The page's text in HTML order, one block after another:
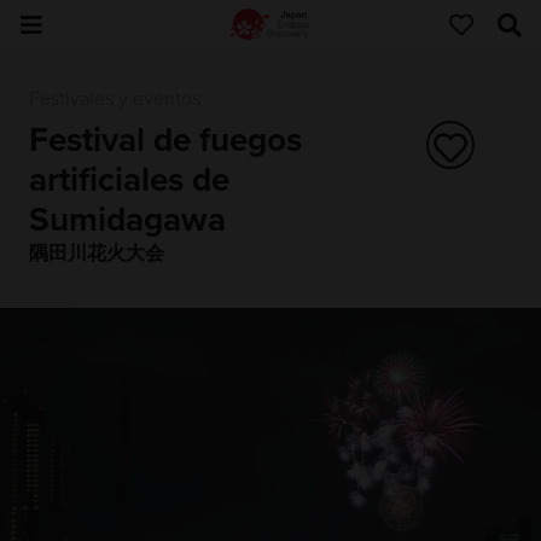
Festival de fuegos
artificiales de
Sumidagawa
隅田川花火大会